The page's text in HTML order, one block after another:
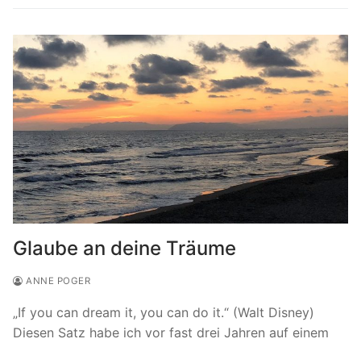
Glaube an deine Träume
ANNE POGER
„If you can dream it, you can do it.“ (Walt Disney)
Diesen Satz habe ich vor fast drei Jahren auf einem